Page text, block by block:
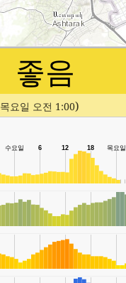
좋음
목요일 오전 1:00)
목요일
18
12
6
수요일